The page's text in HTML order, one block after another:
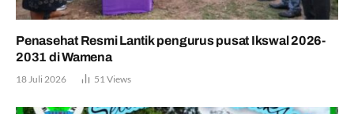
Penasehat Resmi Lantik pengurus pusat Ikswal 2026-
2031 di Wamena
18 Juli 2026 51Views